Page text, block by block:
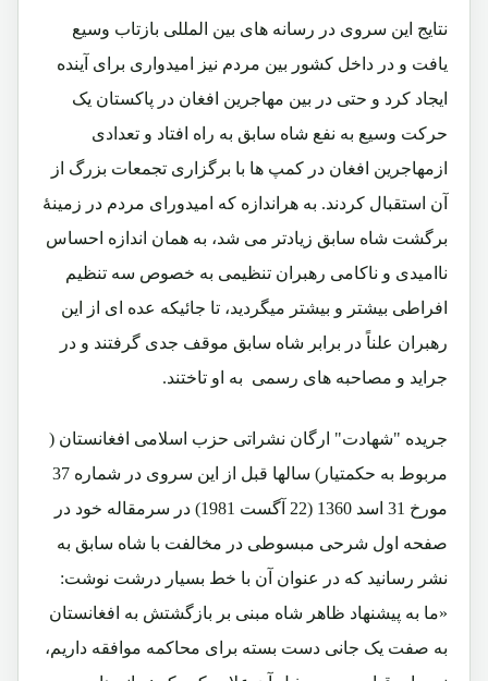
نتایج این سروی در رسانه های بین المللی بازتاب وسیع
یافت و در داخل کشور بین مردم نیز امیدواری برای آینده
ایجاد کرد و حتی در بین مهاجرین افغان در پاکستان یک
حرکت وسیع به نفع شاه سابق به راه افتاد و تعدادی
ازمهاجرین افغان در کمپ ها با برگزاری تجمعات بزرگ از
آن استقبال کردند. به هراندازه که امیدورای مردم در زمینۀ
برگشت شاه سابق زیادتر می شد، به همان اندازه احساس
ناامیدی و ناکامی رهبران تنظیمی به خصوص سه تنظیم
افراطی بیشتر و بیشتر میگردید، تا جائیکه عده ای از این
رهبران علناً در برابر شاه سابق موقف جدی گرفتند و در
جراید و مصاحبه های رسمی به او تاختند.
جریده "شهادت" ارگان نشراتی حزب اسلامی افغانستان (
مربوط به حکمتیار) سالها قبل از این سروی در شماره 37
مورخ 31 اسد 1360 (22 آگست 1981) در سرمقاله خود در
صفحه اول شرحی مبسوطی در مخالفت با شاه سابق به
نشر رسانید که در عنوان آن با خط بسیار درشت نوشت:
«ما به پیشنهاد ظاهر شاه مبنی بر بازگشتش به افغانستان
به صفت یک جانی دست بسته برای محاکمه موافقه داریم،